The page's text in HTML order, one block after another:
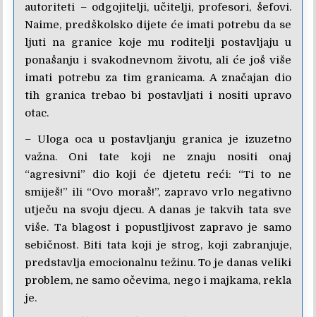
autoriteti – odgojitelji, učitelji, profesori, šefovi.
Naime, predškolsko dijete će imati potrebu da se
ljuti na granice koje mu roditelji postavljaju u
ponašanju i svakodnevnom životu, ali će još više
imati potrebu za tim granicama. A značajan dio
tih granica trebao bi postavljati i nositi upravo
otac.
– Uloga oca u postavljanju granica je izuzetno
važna. Oni tate koji ne znaju nositi onaj
“agresivni” dio koji će djetetu reći: “Ti to ne
smiješ!” ili “Ovo moraš!”, zapravo vrlo negativno
utječu na svoju djecu. A danas je takvih tata sve
više. Ta blagost i popustljivost zapravo je samo
sebičnost. Biti tata koji je strog, koji zabranjuje,
predstavlja emocionalnu težinu. To je danas veliki
problem, ne samo očevima, nego i majkama, rekla
je.